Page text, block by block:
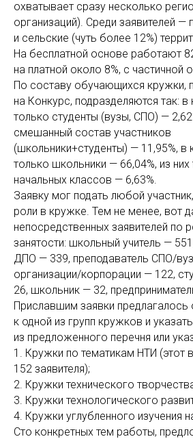
охватывает сразу несколько
организаций). Среди заявителей —
и сельские (чуть более 12%)
На бесплатной основе работают
на платной около 8%, с частичной
По составу обучающихся кружки,
на Конкурс, подразделяются так:
только студенты (вузы, СПО) —
смешанный состав участников
(школьники+студенты) — 11,95%,
только школьники — 66,04%, из них
начальных классов — 6,63%.
Заявку мог подать любой
роли в кружке. Тем не менее, вот
непосредственных заявителей по
занятости: школьный учитель —
ДПО — 339, преподаватель СПО/
организации/корпорации — 122,
26, школьник — 32,
Приславшим заявки предлагалось
к одной из групп кружков и
из предложенного перечня или
1. Кружки по тематикам НТИ (этот
152 заявителя);
2. Кружки технического
3. Кружки технологического
4. Кружки углубленного изучения
Сто конкретных тем работы,